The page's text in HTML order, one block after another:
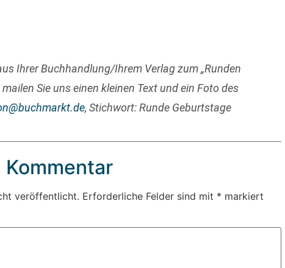
Ihrer Buchhandlung/Ihrem Verlag zum „Runden
Sie uns einen kleinen Text und ein Foto des
, Stichwort: Runde Geburtstage
veröffentlicht. Erforderliche Felder sind mit * markiert